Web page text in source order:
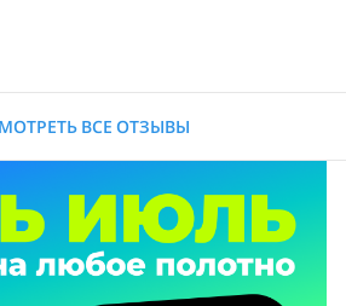
ВСЕ ОТЗЫВЫ